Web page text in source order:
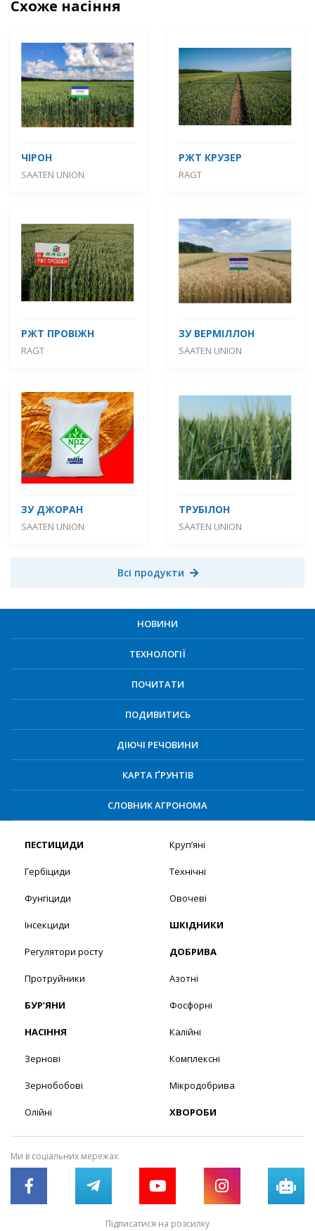
Схоже насіння
ЧІРОН
SAATEN UNION
РЖТ КРУЗЕР
RAGT
РЖТ ПРОВІЖН
RAGT
ЗУ ВЕРМІЛЛОН
SAATEN UNION
ЗУ ДЖОРАН
SAATEN UNION
ТРУБІЛОН
SAATEN UNION
Всі продукти
НОВИНИ
ТЕХНОЛОГІЇ
ПОЧИТАТИ
ПОДИВИТИСЬ
ДІЮЧІ РЕЧОВИНИ
КАРТА ҐРУНТІВ
СЛОВНИК АГРОНОМА
ПЕСТИЦИДИ
Гербіциди
Фунгіциди
Інсекциди
Регулятори росту
Протруйники
БУР’ЯНИ
НАСІННЯ
Зернові
Зернобобові
Олійні
Круп’яні
Технічні
Овочеві
ШКІДНИКИ
ДОБРИВА
Азотні
Фосфорні
Калійні
Комплексні
Мікродобрива
ХВОРОБИ
Ми в соціальних мережах
Підписатися на розсилку